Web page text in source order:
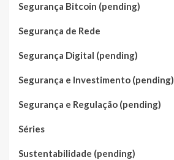
Segurança Bitcoin (pending)
Segurança de Rede
Segurança Digital (pending)
Segurança e Investimento (pending)
Segurança e Regulação (pending)
Séries
Sustentabilidade (pending)